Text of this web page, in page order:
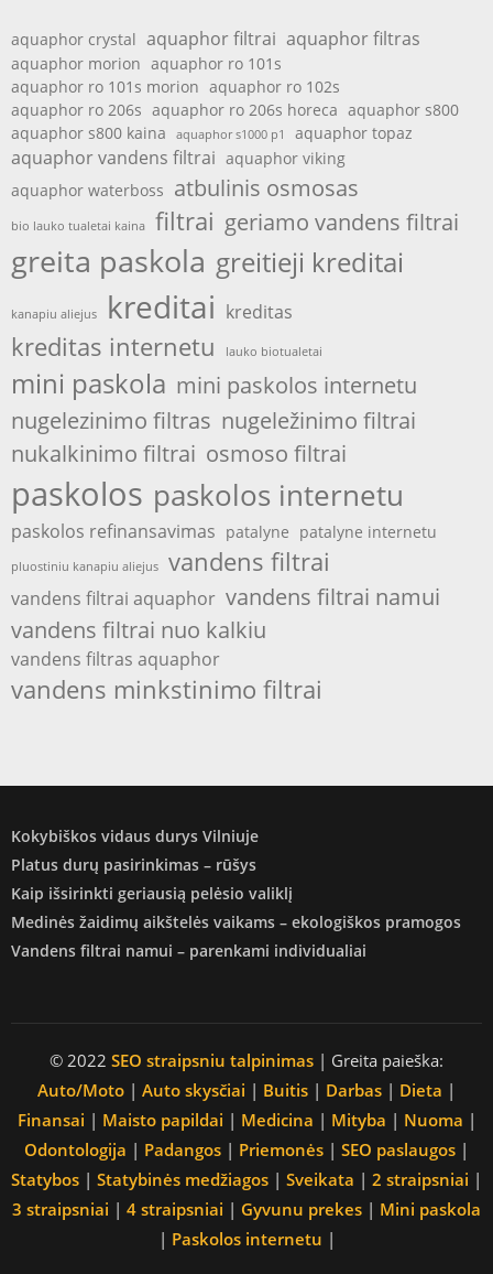
aquaphor crystal aquaphor filtrai aquaphor filtras
aquaphor morion aquaphor ro 101s
aquaphor ro 101s morion aquaphor ro 102s
aquaphor ro 206s aquaphor ro 206s horeca aquaphor s800
aquaphor s800 kaina
aquaphor s1000 p1 aquaphor topaz
aquaphor vandens filtrai aquaphor viking
aquaphor waterboss atbulinis osmosas
bio lauko tualetai kaina filtrai geriamo vandens filtrai
greita paskola greitieji kreditai
kanapiu aliejus kreditai kreditas
kreditas internetu lauko biotualetai
mini paskola mini paskolos internetu
nugelezinimo filtras nugeležinimo filtrai
nukalkinimo filtrai osmoso filtrai
paskolos paskolos internetu
paskolos refinansavimas patalyne patalyne internetu
pluostiniu kanapiu aliejus vandens filtrai
vandens filtrai aquaphor vandens filtrai namui
vandens filtrai nuo kalkiu
vandens filtras aquaphor
vandens minkstinimo filtrai
Kokybiškos vidaus durys Vilniuje
Platus durų pasirinkimas – rūšys
Kaip išsirinkti geriausią pelėsio valiklį
Medinės žaidimų aikštelės vaikams – ekologiškos pramogos
Vandens filtrai namui – parenkami individualiai
© 2022 SEO straipsniu talpinimas | Greita paieška:
Auto/Moto | Auto skysčiai | Buitis | Darbas | Dieta |
Finansai | Maisto papildai | Medicina | Mityba | Nuoma |
Odontologija | Padangos | Priemonės | SEO paslaugos |
Statybos | Statybinės medžiagos | Sveikata | 2 straipsniai |
3 straipsniai | 4 straipsniai | Gyvunu prekes | Mini paskola
| Paskolos internetu |